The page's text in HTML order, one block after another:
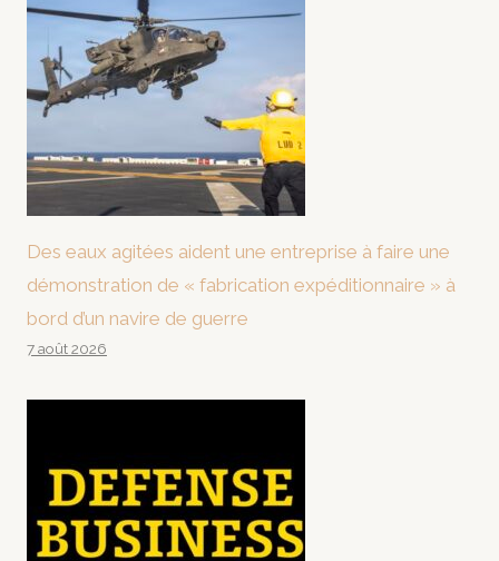
Des eaux agitées aident une entreprise à faire une
démonstration de « fabrication expéditionnaire » à
bord d’un navire de guerre
7 août 2026